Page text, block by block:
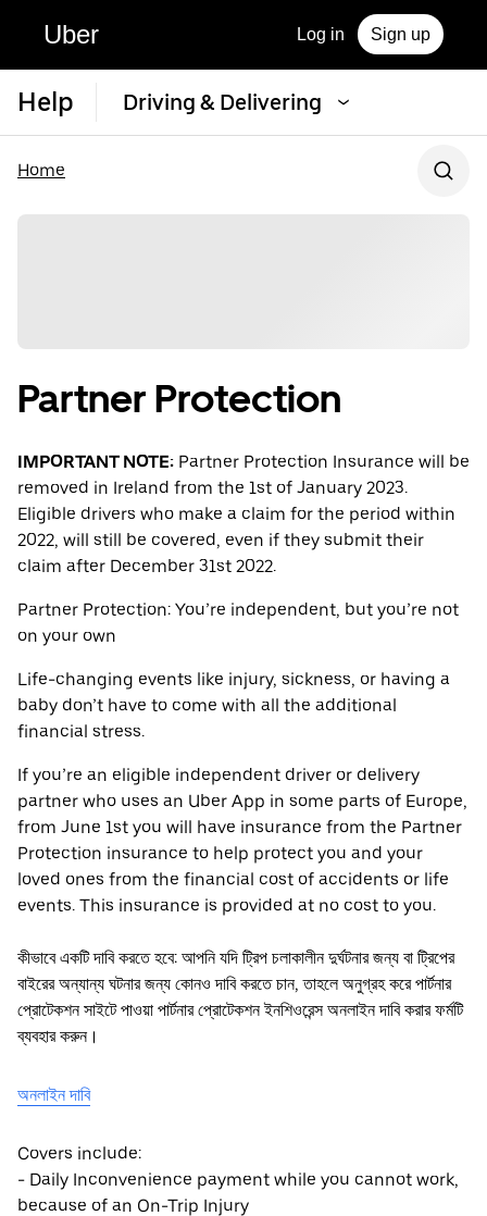
Uber Log in Sign up
Help Driving & Delivering
Home
Partner Protection
IMPORTANT NOTE: Partner Protection Insurance will be
removed in Ireland from the 1st of January 2023.
Eligible drivers who make a claim for the period within
2022, will still be covered, even if they submit their
claim after December 31st 2022.
Partner Protection: You’re independent, but you’re not
on your own
Life-changing events like injury, sickness, or having a
baby don’t have to come with all the additional
financial stress.
If you’re an eligible independent driver or delivery
partner who uses an Uber App in some parts of Europe,
from June 1st you will have insurance from the Partner
Protection insurance to help protect you and your
loved ones from the financial cost of accidents or life
events. This insurance is provided at no cost to you.
কীভাবে একটি দাবি করতে হবে: আপনি যদি ট্রিপ চলাকালীন দুর্ঘটনার জন্য বা ট্রিপের
বাইরের অন্যান্য ঘটনার জন্য কোনও দাবি করতে চান, তাহলে অনুগ্রহ করে পার্টনার
প্রোটেকশন সাইটে পাওয়া পার্টনার প্রোটেকশন ইনশিওরেন্স অনলাইন দাবি করার ফর্মটি
ব্যবহার করুন।
অনলাইন দাবি
Covers include:
- Daily Inconvenience payment while you cannot work,
because of an On-Trip Injury